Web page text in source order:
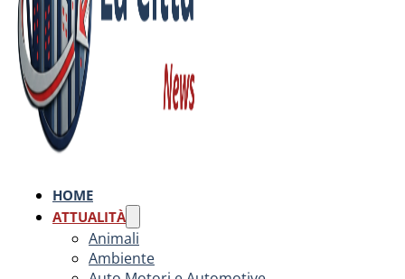
HOME
ATTUALITÀ
Animali
Ambiente